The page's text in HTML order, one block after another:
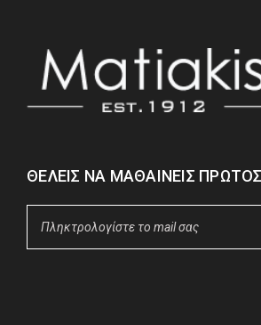
ΘΈΛΕΙΣ ΝΑ ΜΑΘΑΊΝΕΙΣ